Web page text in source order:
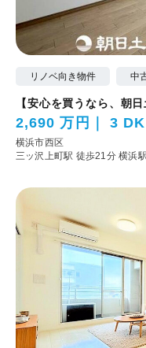
リノベ向き物件 中
【安心を買うなら、朝
2,690 万円 3 DK
横浜市西区
三ッ沢上町駅 徒歩21分横浜